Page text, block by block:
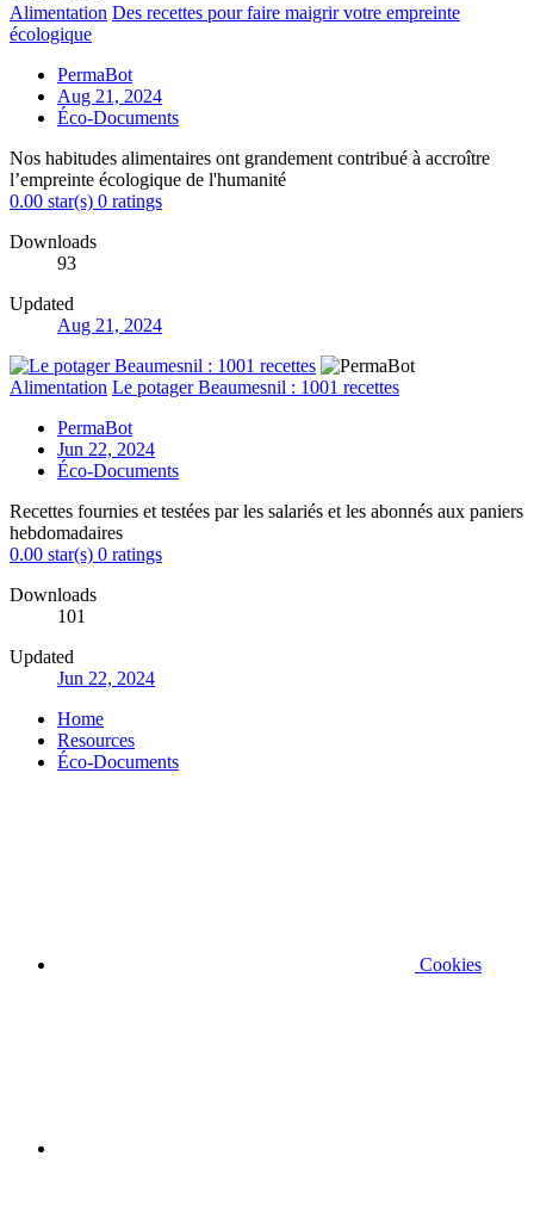
Alimentation Des recettes pour faire maigrir votre empreinte
écologique
PermaBot
Aug 21, 2024
Éco-Documents
Nos habitudes alimentaires ont grandement contribué à accroître
l’empreinte écologique de l'humanité
0.00 star(s) 0 ratings
Downloads
93
Updated
Aug 21, 2024
Alimentation Le potager Beaumesnil : 1001 recettes
PermaBot
Jun 22, 2024
Éco-Documents
Recettes fournies et testées par les salariés et les abonnés aux paniers
hebdomadaires
0.00 star(s) 0 ratings
Downloads
101
Updated
Jun 22, 2024
Home
Resources
Éco-Documents
Cookies